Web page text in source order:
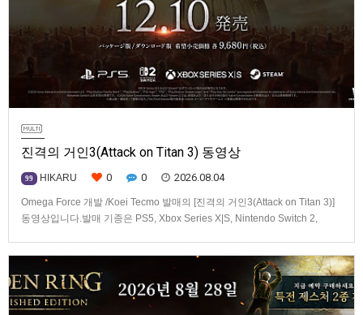
진격의 거인3(Attack on Titan 3) 동영상
99 HIKARU 0 0 2026.08.04
Omega Force 개발 /Koei Tecmo 발매의 [진격의 거인3(Attack on Titan 3)]
동영상입니다.발매 기종은 PS5, Xbox Series X|S, Nintendo Switch 2,